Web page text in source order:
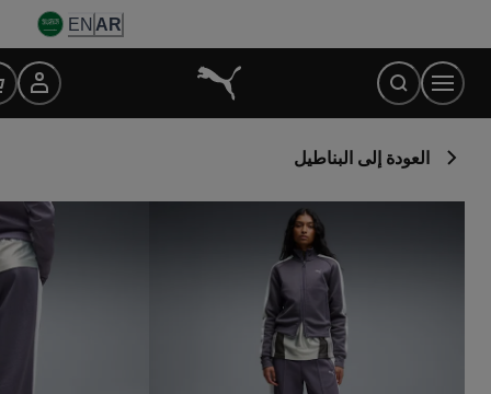
Content
AR
EN
العودة إلى البناطيل